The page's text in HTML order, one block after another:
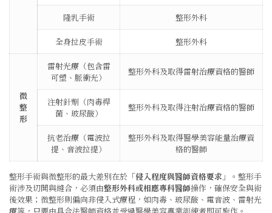
隆乳手術 整形外科
全身拉皮手術 整形外科
微
整
形
雷射光療（包含雷
可塑、脈衝光）
整形外科及取得雷射治療資格的醫師
注射針劑（肉毒桿
菌、玻尿酸）
整形外科及取得注射治療資格的醫師
抗老治療（電波拉
提、音波拉提）
整形外科及取得醫學美容能量治療資
格的醫師
整形手術與微整形的最大差別在於「侵入程度與醫師資格要求 」。整形手
術涉及切開與縫合，必須由整形外科或相應專科醫師操作，確保安全與術
後效果；微整形則偏向非侵入式療程，如肉毒、玻尿酸、電音波、雷射光